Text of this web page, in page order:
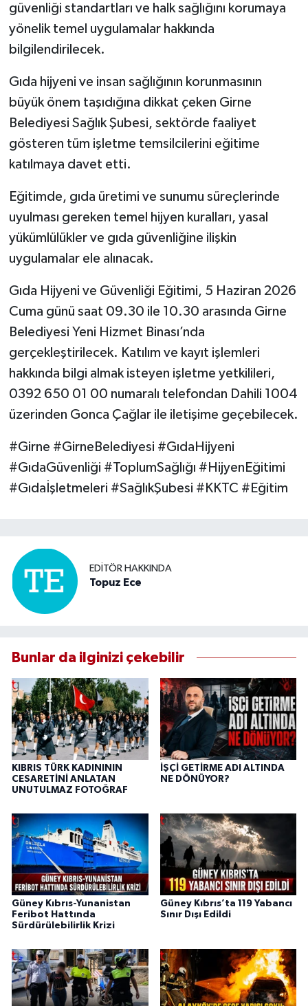
güvenliği standartları ve halk sağlığını korumaya
yönelik temel uygulamalar hakkında
bilgilendirilecek.
Gıda hijyeni ve insan sağlığının korunmasının
büyük önem taşıdığına dikkat çeken Girne
Belediyesi Sağlık Şubesi, sektörde faaliyet
gösteren tüm işletme temsilcilerini eğitime
katılmaya davet etti.
Eğitimde, gıda üretimi ve sunumu süreçlerinde
uyulması gereken temel hijyen kuralları, yasal
yükümlülükler ve gıda güvenliğine ilişkin
uygulamalar ele alınacak.
Gıda Hijyeni ve Güvenliği Eğitimi, 5 Haziran 2026
Cuma günü saat 09.30 ile 10.30 arasında Girne
Belediyesi Yeni Hizmet Binası’nda
gerçekleştirilecek. Katılım ve kayıt işlemleri
hakkında bilgi almak isteyen işletme yetkilileri,
0392 650 01 00 numaralı telefondan Dahili 1004
üzerinden Gonca Çağlar ile iletişime geçebilecek.
#Girne #GirneBelediyesi #GıdaHijyeni
#GıdaGüvenliği #ToplumSağlığı #HijyenEğitimi
#Gıdaİşletmeleri #SağlıkŞubesi #KKTC #Eğitim
EDITÖR HAKKINDA
Topuz Ece
Bunlar da ilginizi çekebilir
KIBRIS TÜRK KADINININ
CESARETİNİ ANLATAN
UNUTULMAZ FOTOĞRAF
İŞÇİ GETİRME ADI ALTINDA
NE DÖNÜYOR?
Güney Kıbrıs-Yunanistan
Feribot Hattında
Sürdürülebilirlik Krizi
Güney Kıbrıs’ta 119 Yabancı
Sınır Dışı Edildi